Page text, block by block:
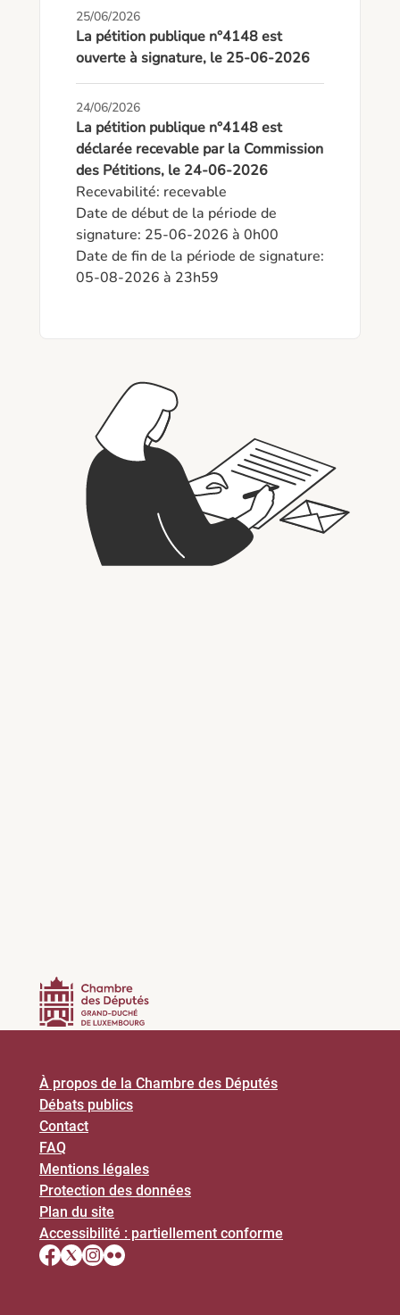
25/06/2026
La pétition publique n°4148 est
ouverte à signature, le 25-06-2026
24/06/2026
La pétition publique n°4148 est
déclarée recevable par la Commission
des Pétitions, le 24-06-2026
Recevabilité: recevable
Date de début de la période de
signature: 25-06-2026 à 0h00
Date de fin de la période de signature:
05-08-2026 à 23h59
À propos de la Chambre des Députés
Débats publics
Contact
FAQ
Mentions légales
Protection des données
Plan du site
Accessibilité : partiellement conforme